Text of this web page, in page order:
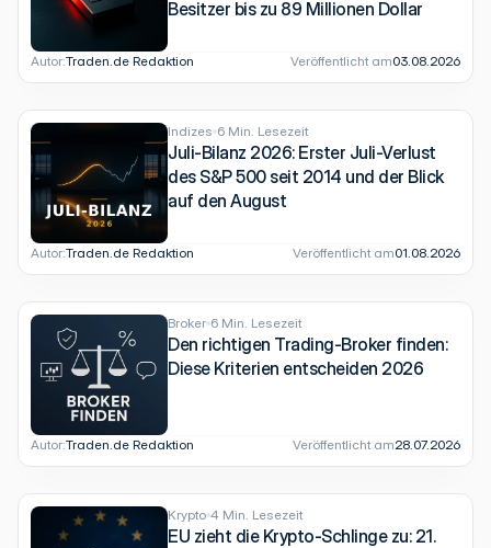
Besitzer bis zu 89 Millionen Dollar
Autor:Traden.de Redaktion Veröffentlicht am03.08.2026
Indizes 6 Min. Lesezeit
Juli-Bilanz 2026: Erster Juli-Verlust
des S&P 500 seit 2014 und der Blick
auf den August
Autor:Traden.de Redaktion Veröffentlicht am01.08.2026
Broker 6 Min. Lesezeit
Den richtigen Trading-Broker finden:
Diese Kriterien entscheiden 2026
Autor:Traden.de Redaktion Veröffentlicht am28.07.2026
Krypto 4 Min. Lesezeit
EU zieht die Krypto-Schlinge zu: 21.